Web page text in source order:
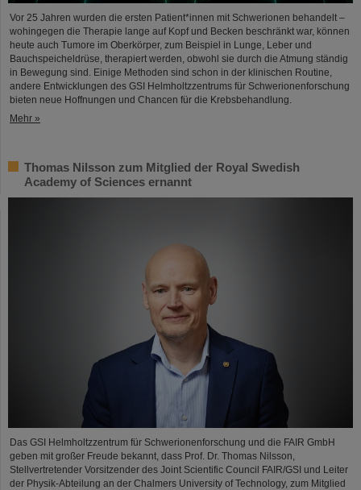
Vor 25 Jahren wurden die ersten Patient*innen mit Schwerionen behandelt –
wohingegen die Therapie lange auf Kopf und Becken beschränkt war, können
heute auch Tumore im Oberkörper, zum Beispiel in Lunge, Leber und
Bauchspeicheldrüse, therapiert werden, obwohl sie durch die Atmung ständig
in Bewegung sind. Einige Methoden sind schon in der klinischen Routine,
andere Entwicklungen des GSI Helmholtzzentrums für Schwerionenforschung
bieten neue Hoffnungen und Chancen für die Krebsbehandlung.
Mehr »
Thomas Nilsson zum Mitglied der Royal Swedish
Academy of Sciences ernannt
Das GSI Helmholtzzentrum für Schwerionenforschung und die FAIR GmbH
geben mit großer Freude bekannt, dass Prof. Dr. Thomas Nilsson,
Stellvertretender Vorsitzender des Joint Scientific Council FAIR/GSI und Leiter
der Physik-Abteilung an der Chalmers University of Technology, zum Mitglied